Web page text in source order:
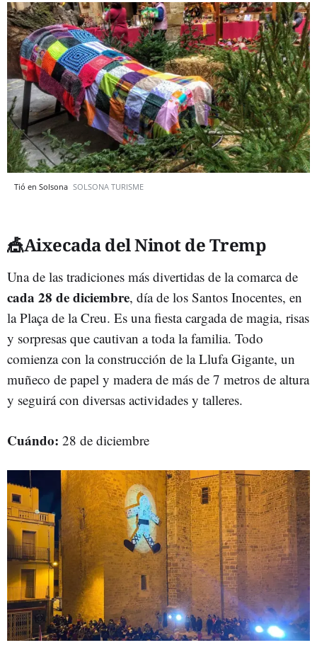
Tió en Solsona SOLSONA TURISME
🎪Aixecada del Ninot deTremp
Una de las tradiciones más divertidas de la comarca de
cada 28 de diciembre, día de los Santos Inocentes, en
la Plaça de la Creu. Es una fiesta cargada de magia, risas
y sorpresas que cautivan a toda la familia. Todo
comienza con la construcción de la Llufa Gigante, un
muñeco de papel y madera de más de 7 metros de altura
y seguirá con diversas actividades y talleres.
Cuándo: 28 de diciembre